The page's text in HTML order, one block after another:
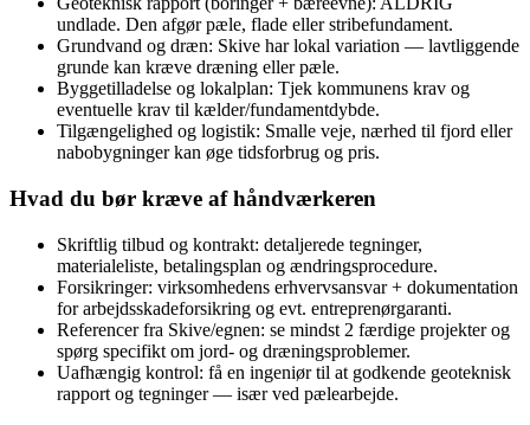
undlade. Den afgør pæle, flade eller stribefundament.
Grundvand og dræn: Skive har lokal variation — lavtliggende
grunde kan kræve dræning eller pæle.
Byggetilladelse og lokalplan: Tjek kommunens krav og
eventuelle krav til kælder/fundamentdybde.
Tilgængelighed og logistik: Smalle veje, nærhed til fjord eller
nabobygninger kan øge tidsforbrug og pris.
Hvad du bør kræve af håndværkeren
Skriftlig tilbud og kontrakt: detaljerede tegninger,
materialeliste, betalingsplan og ændringsprocedure.
Forsikringer: virksomhedens erhvervsansvar + dokumentation
for arbejdsskadeforsikring og evt. entreprenørgaranti.
Referencer fra Skive/egnen: se mindst 2 færdige projekter og
spørg specifikt om jord- og dræningsproblemer.
Uafhængig kontrol: få en ingeniør til at godkende geoteknisk
rapport og tegninger — især ved pælearbejde.